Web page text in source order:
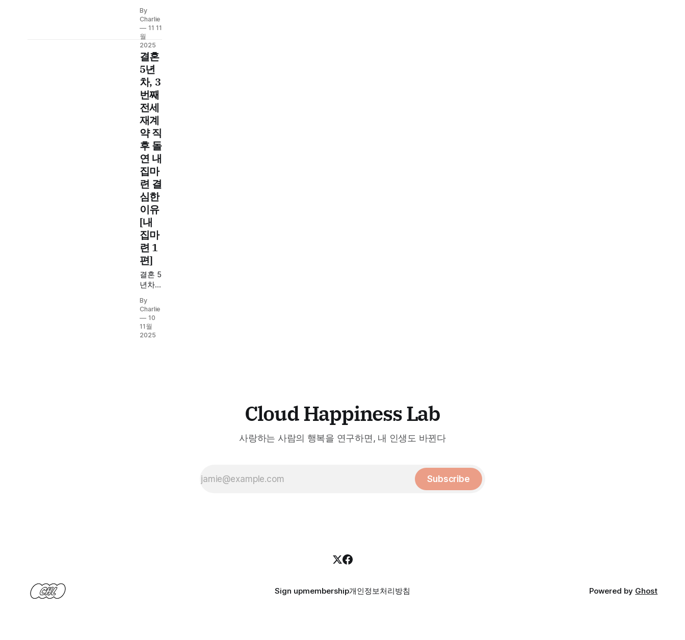
않기
위한
30대
부부
의 자
산 재
배치
전략
을 소
개합
니다.
초 내
집마
련 실
전 경
험담.
전세
불안
해소,
주거
안정
성 확
보, 부
동산
투자
타이
밍 분
석까
지. 7
년차
직장
인이
금융
자산
을 바
탕으
로 첫
주택
구매
를 결
단한
과정
을 공
By
Charlie
11 11
월
2025
결혼
5년
차, 3
번째
전세
재계
약 직
후 돌
연 내
집마
련 결
심한
이유
[내
집마
련 1
편]
결혼 5
년차
의 전
세 재
계약
실전
By
Charlie
10
11월
2025
Cloud Happiness Lab
사랑하는 사람의 행복을 연구하면, 내 인생도 바뀐다
Subscribe
Sign upmembership개인정보처리방침 Powered by Ghost